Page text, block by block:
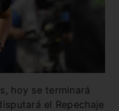
hoy se terminará
el Repechaje